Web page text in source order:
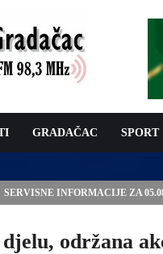
GRADAČAC SPORT
JAVNI POZIV ZA PODNOŠENJE
SUFINANSIRANJE TROŠKOVA
održana